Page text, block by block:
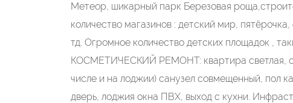
Метеор, шикарный парк Березовая
количество магазинов : детский мир,
тд. Огромное количество детских площадок ,
КОСМЕТИЧЕСКИЙ РЕМОНТ: квартира светлая,
числе и на лоджии) санузел совмещенный, пол
дверь, лоджия окна ПВХ, выход с кухни.